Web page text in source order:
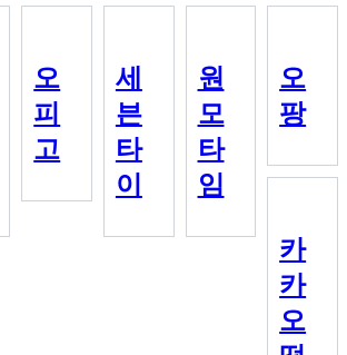
오
피
고
세
븐
타
이
원
모
타
임
오
팡
카
카
오